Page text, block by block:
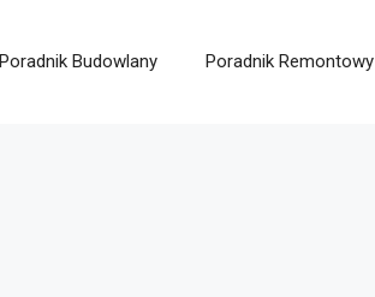
Poradnik Budowlany Poradnik Remontowy